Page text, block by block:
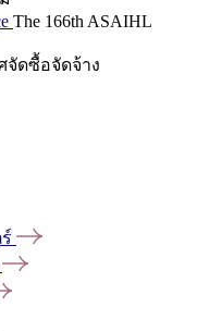
The 166th ASAIHL
จัดซื้อจัดจ้าง